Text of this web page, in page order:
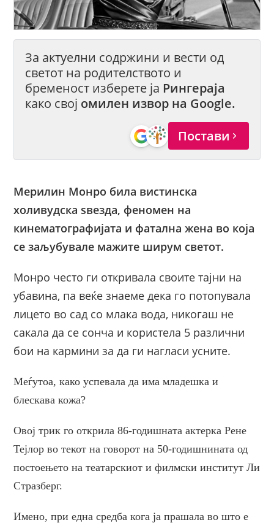
За актуелни содржини и вести од
светот на родителството и
бременост изберете ја Рингераја
како свој омилен извор на Google.
Постави
Мерилин Монро била вистинска
холивудска ѕвезда, феномен на
кинематографијата и фатална жена во која
се заљубувале мажите ширум светот.
Монро често ги откривала своите тајни на
убавина, па веќе знаеме дека го потопувала
лицето во сад со млака вода, никогаш не
сакала да се сонча и користела 5 различни
бои на кармини за да ги нагласи усните.
Меѓутоа, како успевала да има младешка и
блескава кожа?
Овој трик го открила 86-годишната актерка Рене
Тејлор во текот на говорот на 50-годишнината од
постоењето на театарскиот и филмски институт Ли
Стразберг.
Имено, при една средба кога ја прашала во што е